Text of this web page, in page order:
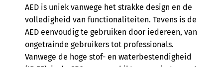
AED is uniek vanwege het strakke design en de
volledigheid van functionaliteiten. Tevens is de
AED eenvoudig te gebruiken door iedereen, van
ongetrainde gebruikers tot professionals.
Vanwege de hoge stof- en waterbestendigheid